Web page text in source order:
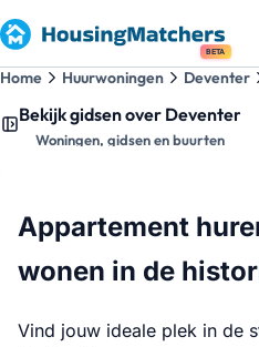
BETA
Home Huurwoningen Deventer
Bekijk gidsen over Deventer
Woningen, gidsen en buurten
Appartement
wonen in de
Vind jouw ideale plek in de